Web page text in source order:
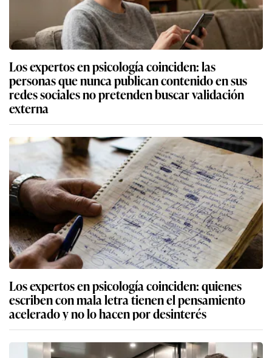
Los expertos en psicología coinciden: las
personas que nunca publican contenido en sus
redes sociales no pretenden buscar validación
externa
Los expertos en psicología coinciden: quienes
escriben con mala letra tienen el pensamiento
acelerado y no lo hacen por desinterés